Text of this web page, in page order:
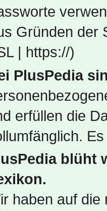
Gründen der
| https://)
PlusPedia
erfüllen die
blüht
haben auf die